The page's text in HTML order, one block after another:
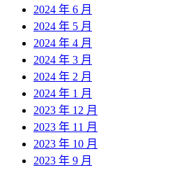
2024 年 6 月
2024 年 5 月
2024 年 4 月
2024 年 3 月
2024 年 2 月
2024 年 1 月
2023 年 12 月
2023 年 11 月
2023 年 10 月
2023 年 9 月